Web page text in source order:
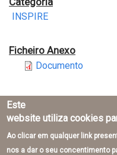
INSPIRE
Ficheiro Anexo
Documento
Direção-Geral do
Este
website utiliza cookies
Ao clicar em qualquer link
nos a dar o seu concentimento